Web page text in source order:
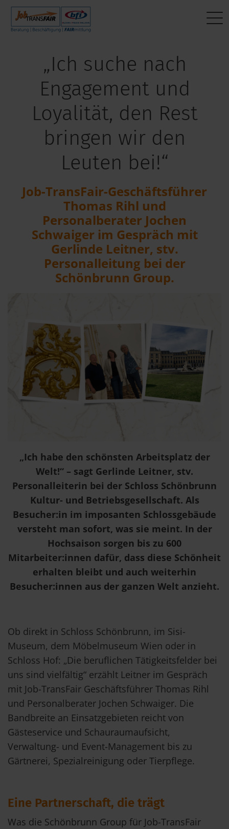
„Ich suche nach
Engagement und
Loyalität, den Rest
bringen wir den
Leuten bei!“
Job-TransFair-Geschäftsführer
Thomas Rihl und
Personalberater Jochen
Schwaiger im Gespräch mit
Gerlinde Leitner, stv.
Personalleitung bei der
Schönbrunn Group.
„Ich habe den schönsten Arbeitsplatz der
Welt!“ – sagt Gerlinde Leitner, stv.
Personalleiterin bei der Schloss Schönbrunn
Kultur- und Betriebsgesellschaft. Als
Besucher:in im imposanten Schlossgebäude
versteht man sofort, was sie meint. In der
Hochsaison sorgen bis zu 600
Mitarbeiter:innen dafür, dass diese Schönheit
erhalten bleibt und auch weiterhin
Besucher:innen aus der ganzen Welt anzieht.
Ob direkt in Schloss Schönbrunn, im Sisi-
Museum, dem Möbelmuseum Wien oder in
Schloss Hof: „Die beruflichen Tätigkeitsfelder bei
uns sind vielfältig“ erzählt Leitner im Gespräch
mit Job-TransFair Geschäftsführer Thomas Rihl
und Personalberater Jochen Schwaiger. Die
Bandbreite an Einsatzgebieten reicht von
Gästeservice und Schauraumaufsicht,
Verwaltung- und Event-Management bis zu
Gärtnerei, Spezialreinigung oder Tierpflege.
Eine Partnerschaft, die trägt
Was die Schönbrunn Group für Job-TransFair
Aktuelle Jobs
Fragen & Antworten
Das sagen andere
Mein Weg zum Job
Beschäftigung
FAIRmittlung
JobImpuls
Zeiterfassung